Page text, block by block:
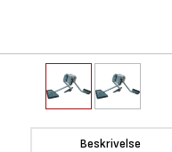
Beskrivelse